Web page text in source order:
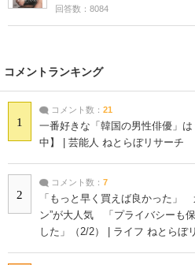
回答数：8084
コメントランキング
1
コメント数： 21
一番好きな「韓国の男性俳優」
中】 | 芸能人 ねとらぼリサーチ
2
コメント数： 7
「もっと早く買えば良かった」
ン”が大人気 「プライバシーも
した」（2/2） | ライフ ねとらぼ